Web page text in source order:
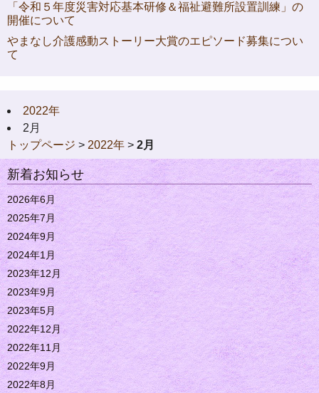
「令和５年度災害対応基本研修＆福祉避難所設置訓練」の
開催について
やまなし介護感動ストーリー大賞のエピソード募集につい
て
2022年
2月
トップページ > 2022年 > 2月
新着お知らせ
2026年6月
2025年7月
2024年9月
2024年1月
2023年12月
2023年9月
2023年5月
2022年12月
2022年11月
2022年9月
2022年8月